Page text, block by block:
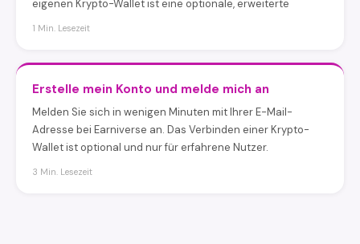
eigenen Krypto-Wallet ist eine optionale, erweiterte
1 Min. Lesezeit
Erstelle mein Konto und melde mich an
Melden Sie sich in wenigen Minuten mit Ihrer E-Mail-
Adresse bei Earniverse an. Das Verbinden einer Krypto-
Wallet ist optional und nur für erfahrene Nutzer.
3 Min. Lesezeit